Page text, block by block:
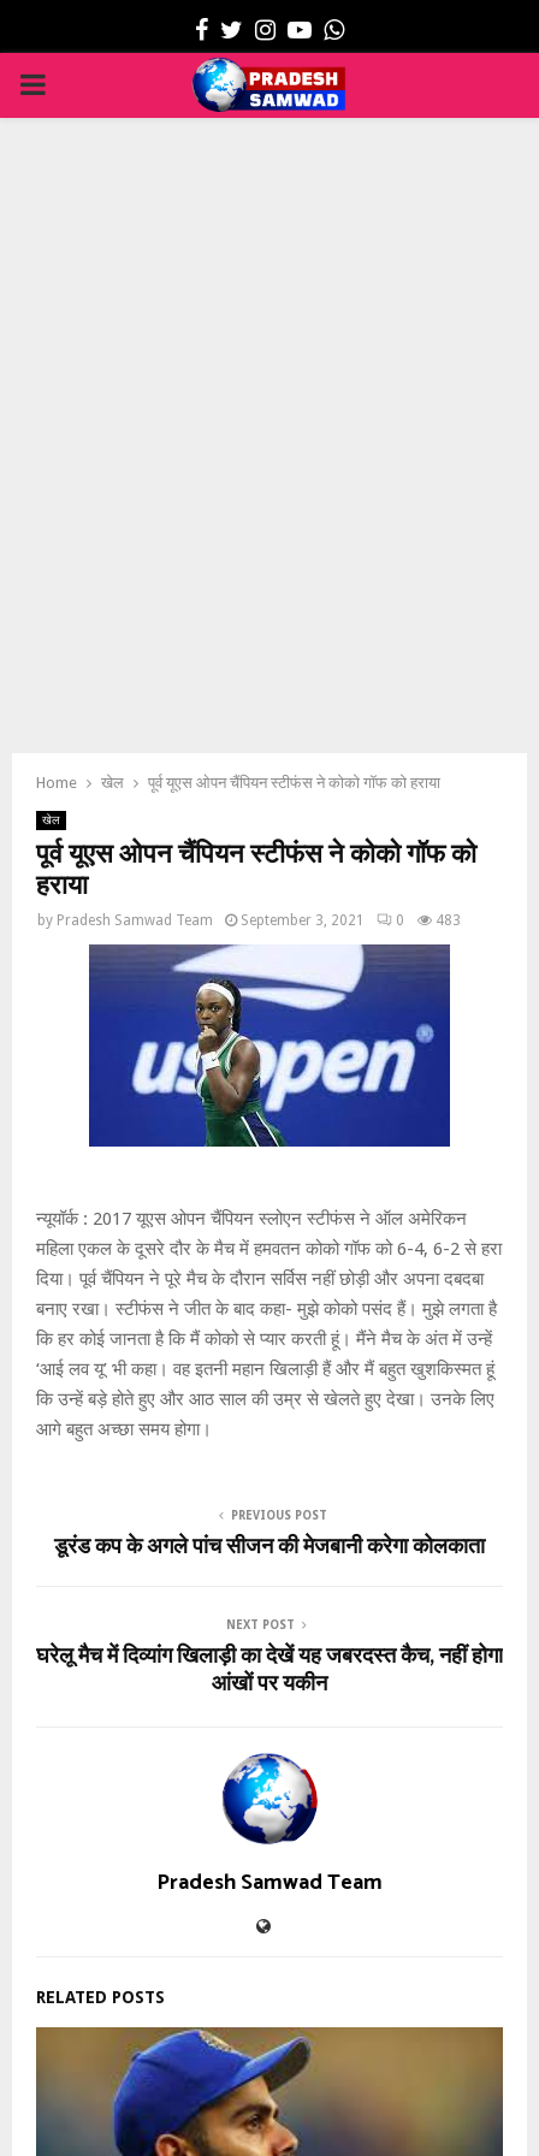
Facebook
Twitter
Instagram
Youtube
Whatsapp
PRIMARY
Home खेल पूर्व यूएस ओपन चैंपियन स्टीफंस ने कोको गॉफ को हराया
खेल
पूर्व यूएस ओपन चैंपियन स्टीफंस ने कोको गॉफ को
हराया
by Pradesh Samwad Team September 3, 2021 0 483
न्यूयॉर्क : 2017 यूएस ओपन चैंपियन स्लोएन स्टीफंस ने ऑल अमेरिकन
महिला एकल के दूसरे दौर के मैच में हमवतन कोको गॉफ को 6-4, 6-2 से हरा
दिया। पूर्व चैंपियन ने पूरे मैच के दौरान सर्विस नहीं छोड़ी और अपना दबदबा
बनाए रखा। स्टीफंस ने जीत के बाद कहा- मुझे कोको पसंद हैं। मुझे लगता है
कि हर कोई जानता है कि मैं कोको से प्यार करती हूं। मैंने मैच के अंत में उन्हें
‘आई लव यू’ भी कहा। वह इतनी महान खिलाड़ी हैं और मैं बहुत खुशकिस्मत हूं
कि उन्हें बड़े होते हुए और आठ साल की उम्र से खेलते हुए देखा। उनके लिए
आगे बहुत अच्छा समय होगा।
PREVIOUS POST
डूरंड कप के अगले पांच सीजन की मेजबानी करेगा कोलकाता
NEXT POST
घरेलू मैच में दिव्यांग खिलाड़ी का देखें यह जबरदस्त कैच, नहीं होगा
आंखों पर यकीन
Pradesh Samwad Team
RELATED POSTS